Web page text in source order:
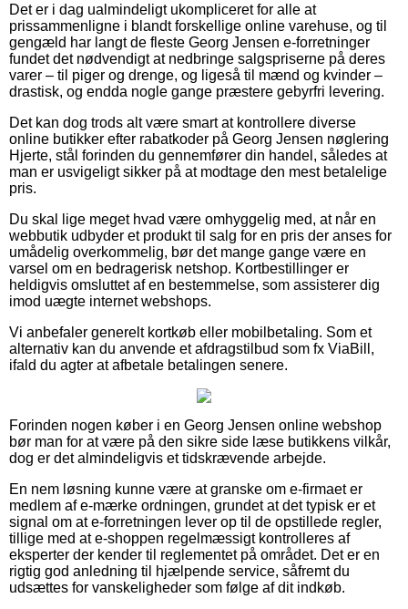
Det er i dag ualmindeligt ukompliceret for alle at
prissammenligne i blandt forskellige online varehuse, og til
gengæld har langt de fleste Georg Jensen e-forretninger
fundet det nødvendigt at nedbringe salgspriserne på deres
varer – til piger og drenge, og ligeså til mænd og kvinder –
drastisk, og endda nogle gange præstere gebyrfri levering.
Det kan dog trods alt være smart at kontrollere diverse
online butikker efter rabatkoder på Georg Jensen nøglering
Hjerte, stål forinden du gennemfører din handel, således at
man er usvigeligt sikker på at modtage den mest betalelige
pris.
Du skal lige meget hvad være omhyggelig med, at når en
webbutik udbyder et produkt til salg for en pris der anses for
umådelig overkommelig, bør det mange gange være en
varsel om en bedragerisk netshop. Kortbestillinger er
heldigvis omsluttet af en bestemmelse, som assisterer dig
imod uægte internet webshops.
Vi anbefaler generelt kortkøb eller mobilbetaling. Som et
alternativ kan du anvende et afdragstilbud som fx ViaBill,
ifald du agter at afbetale betalingen senere.
Forinden nogen køber i en Georg Jensen online webshop
bør man for at være på den sikre side læse butikkens vilkår,
dog er det almindeligvis et tidskrævende arbejde.
En nem løsning kunne være at granske om e-firmaet er
medlem af e-mærke ordningen, grundet at det typisk er et
signal om at e-forretningen lever op til de opstillede regler,
tillige med at e-shoppen regelmæssigt kontrolleres af
eksperter der kender til reglementet på området. Det er en
rigtig god anledning til hjælpende service, såfremt du
udsættes for vanskeligheder som følge af dit indkøb.